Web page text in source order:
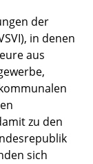
der
in denen
aus
zu den
sich